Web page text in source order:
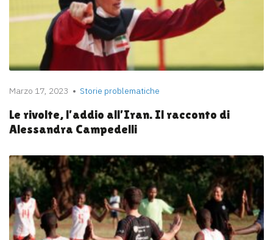
Marzo 17, 2023 Storie problematiche
Le rivolte, l’addio all’Iran. Il racconto di
Alessandra Campedelli